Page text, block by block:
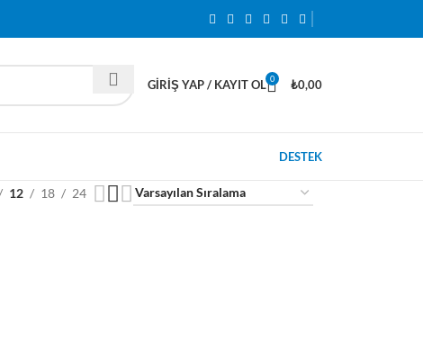
GIRIŞ YAP / KAYIT OL 0 ₺0,00
DESTEK
12 18 24